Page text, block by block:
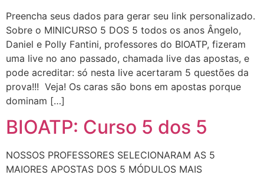
Preencha seus dados para gerar seu link personalizado.
Sobre o MINICURSO 5 DOS 5 todos os anos Ângelo,
Daniel e Polly Fantini, professores do BIOATP, fizeram
uma live no ano passado, chamada live das apostas, e
pode acreditar: só nesta live acertaram 5 questões da
prova!!! Veja! Os caras são bons em apostas porque
dominam […]
BIOATP: Curso 5 dos 5
NOSSOS PROFESSORES SELECIONARAM AS 5
MAIORES APOSTAS DOS 5 MÓDULOS MAIS